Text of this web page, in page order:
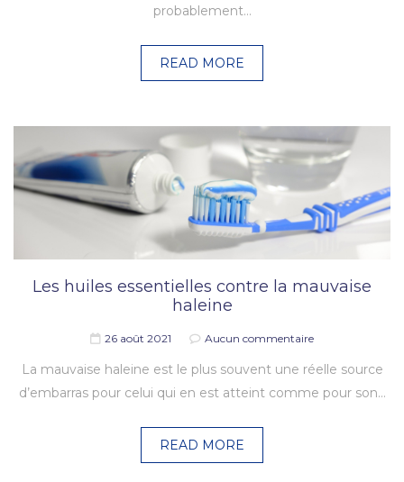
probablement…
READ MORE
Les huiles essentielles contre la mauvaise
haleine
26 août 2021 Aucun commentaire
La mauvaise haleine est le plus souvent une réelle source
d’embarras pour celui qui en est atteint comme pour son…
READ MORE